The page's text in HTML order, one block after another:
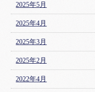
2025年5月
2025年4月
2025年3月
2025年2月
2022年4月